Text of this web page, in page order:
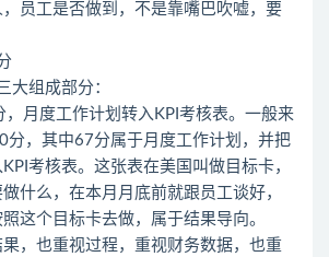
员工是否做到，不是靠嘴巴吹嘘，要
大组成部分：
月度工作计划转入KPI考核表。一般来
分，其中67分属于月度工作计划，并把
考核表。这张表在美国叫做目标卡，
什么，在本月月底前就跟员工谈好，
这个目标卡去做，属于结果导向。
，也重视过程，重视财务数据，也重